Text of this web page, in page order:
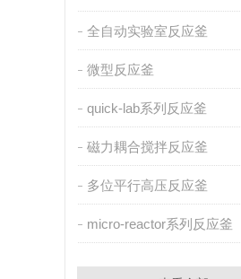
全自动实验室反应釜
微型反应釜
quick-lab系列反应釜
磁力耦合搅拌反应釜
多位平行高压反应釜
micro-reactor系列反应釜